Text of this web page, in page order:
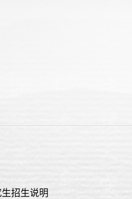
招生说明